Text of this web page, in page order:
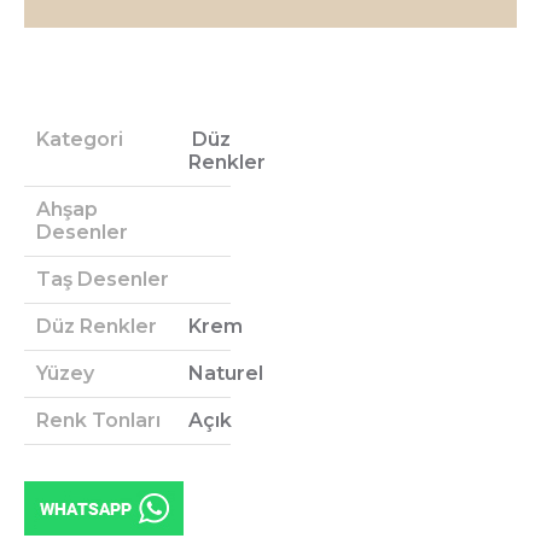
Kategori
Düz
Renkler
Ahşap
Desenler
Taş Desenler
Düz Renkler Krem
Yüzey Naturel
Renk Tonları Açık